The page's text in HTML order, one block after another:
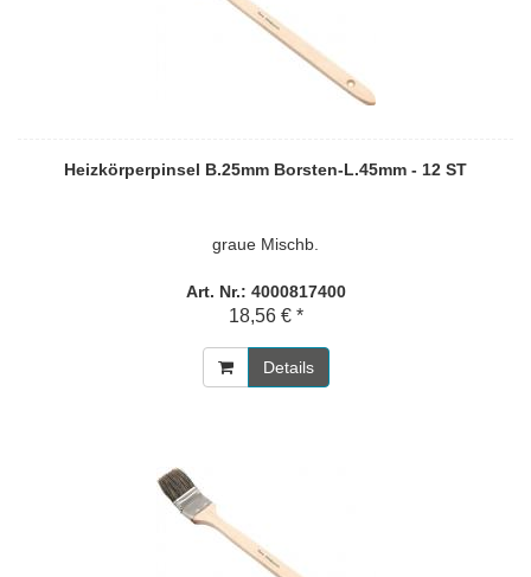
Heizkörperpinsel B.25mm Borsten-L.45mm - 12 ST
graue Mischb.
Art. Nr.: 4000817400
18,56 € *
Details